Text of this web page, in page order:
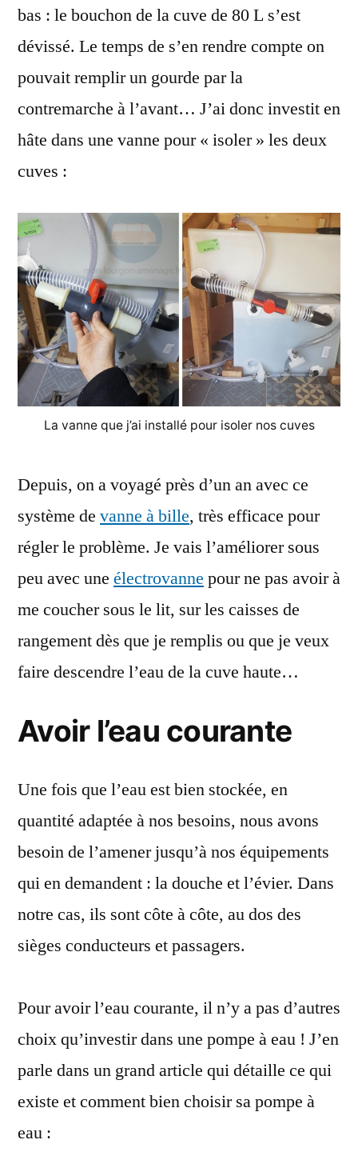
bas : le bouchon de la cuve de 80 L s’est
dévissé. Le temps de s’en rendre compte on
pouvait remplir un gourde par la
contremarche à l’avant… J’ai donc investit en
hâte dans une vanne pour « isoler » les deux
cuves :
La vanne que j’ai installé pour isoler nos cuves
Depuis, on a voyagé près d’un an avec ce
système de vanne à bille, très efficace pour
régler le problème. Je vais l’améliorer sous
peu avec une électrovanne pour ne pas avoir à
me coucher sous le lit, sur les caisses de
rangement dès que je remplis ou que je veux
faire descendre l’eau de la cuve haute…
Avoir l’eau courante
Une fois que l’eau est bien stockée, en
quantité adaptée à nos besoins, nous avons
besoin de l’amener jusqu’à nos équipements
qui en demandent : la douche et l’évier. Dans
notre cas, ils sont côte à côte, au dos des
sièges conducteurs et passagers.
Pour avoir l’eau courante, il n’y a pas d’autres
choix qu’investir dans une pompe à eau ! J’en
parle dans un grand article qui détaille ce qui
existe et comment bien choisir sa pompe à
eau :